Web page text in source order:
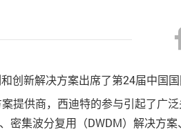
创新解决方案出席了第24届中国国
提供商，西迪特的参与引起了广
密集波分复用（DWDM）解决方